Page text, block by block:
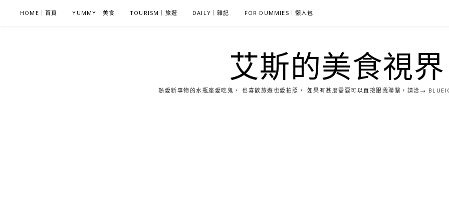
HOME｜首頁 YUMMY｜美食 TOURISM｜旅遊 DAILY｜雜記 FOR DUMMIES｜懶人包
艾斯的美食視界
熱愛新事物的水瓶座愛吃鬼， 也喜歡旅遊也愛拍照， 如果有甚麼需要可以直接跟我聯繫，請洽→